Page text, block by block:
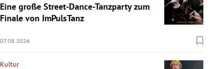
Eine große Street-Dance-Tanzparty zum
Finale von ImPulsTanz
07.08.2026
Kultur